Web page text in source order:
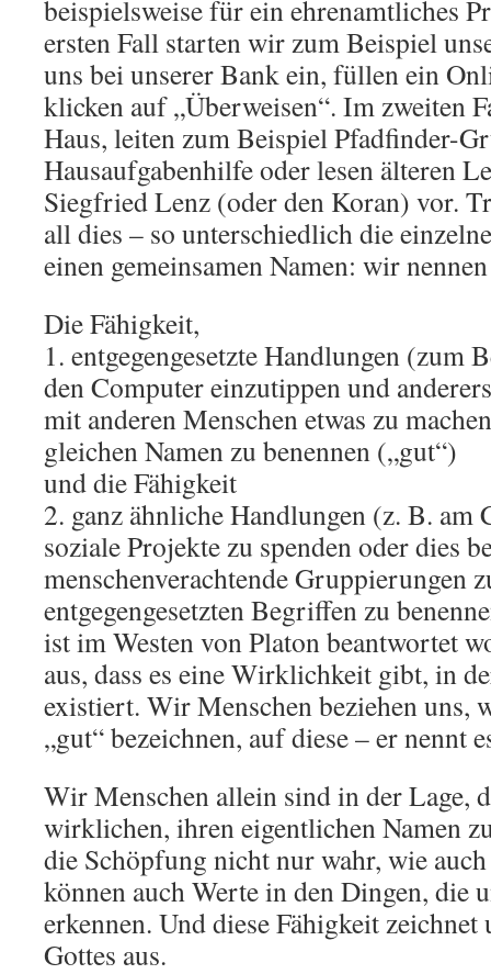
beispielsweise für ein ehrenamtliches
ersten Fall starten wir zum Beispiel
uns bei unserer Bank ein, füllen ein
klicken auf „Überweisen“. Im zweiten
Haus, leiten zum Beispiel Pfadfinder-
Hausaufgabenhilfe oder lesen älteren
Siegfried Lenz (oder den Koran) vor.
all dies – so unterschiedlich die
einen gemeinsamen Namen: wir
Die Fähigkeit,
1. entgegengesetzte Handlungen (zum
den Computer einzutippen und
mit anderen Menschen etwas zu
gleichen Namen zu benennen („gut“)
und die Fähigkeit
2. ganz ähnliche Handlungen (z. B.
soziale Projekte zu spenden oder dies
menschenverachtende Gruppierungen
entgegengesetzten Begriffen zu
ist im Westen von Platon beantwortet
aus, dass es eine Wirklichkeit gibt, in
existiert. Wir Menschen beziehen uns,
„gut“ bezeichnen, auf diese – er nennt
Wir Menschen allein sind in der Lage,
wirklichen, ihren eigentlichen Namen
die Schöpfung nicht nur wahr, wie
können auch Werte in den Dingen, die
erkennen. Und diese Fähigkeit
Gottes aus.